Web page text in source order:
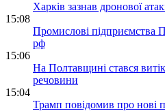
Харків зазнав дронової
15:08
Промислові підприємства
рф
15:06
На Полтавщині стався витік
речовини
15:04
Трамп повідомив про нові